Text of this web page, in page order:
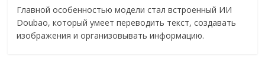
Главной особенностью модели стал встроенный ИИ
Doubao, который умеет переводить текст, создавать
изображения и организовывать информацию.